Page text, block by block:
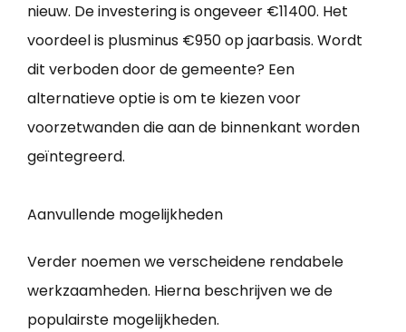
nieuw. De investering is ongeveer €11400. Het
voordeel is plusminus €950 op jaarbasis. Wordt
dit verboden door de gemeente? Een
alternatieve optie is om te kiezen voor
voorzetwanden die aan de binnenkant worden
geïntegreerd.
Aanvullende mogelijkheden
Verder noemen we verscheidene rendabele
werkzaamheden. Hierna beschrijven we de
populairste mogelijkheden.